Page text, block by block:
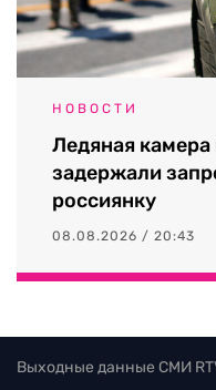
НОВОСТИ
Ледяная
задержали
россиянку
08.08.2026 / 20:43
Выходные данные СМИ